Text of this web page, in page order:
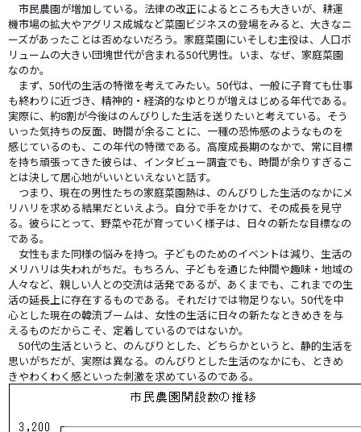
市民農園が増加している。法律の改正によるところも大きいが、耕運
機市場の拡大やアグリス成城など菜園ビジネスの登場をみると、大きなニ
ーズがあったことは否めないだろう。家庭菜園にいそしむ主役は、人口ボ
リュームの大きい団塊世代が含まれる50代男性。いま、なぜ、家庭菜園
なのか。
まず、50代の生活の特徴を考えてみたい。50代は、一般に子育ても仕事
も終わりに近づき、精神的・経済的なゆとりが増えはじめる年代である。
実際に、約8割が今後はのんびりした生活を送りたいと考えている。そう
いった気持ちの反面、時間が余ることに、一種の恐怖感のようなものを
感じているのも、この年代の特徴である。高度成長期のなかで、常に目標
を持ち頑張ってきた彼らは、インタビュー調査でも、時間が余りすぎるこ
とは決して居心地がいいといえないと話す。
つまり、現在の男性たちの家庭菜園熱は、のんびりした生活のなかにメ
リハリを求める結果だといえよう。自分で手をかけて、その成長を見守
る。彼らにとって、野菜や花が育っていく様子は、日々の新たな目標なの
である。
女性もまた同様の悩みを持つ。子どものためのイベントは減り、生活の
メリハリは失われがちだ。もちろん、子どもを通じた仲間や趣味・地域の
人々など、親しい人との交流は活発であるが、あくまでも、これまでの生
活の延長上に存在するものである。それだけでは物足りない。50代を中
心とした現在の韓流ブームは、女性の生活に日々の新たなときめきを与
えるものだからこそ、定着しているのではないか。
50代の生活というと、のんびりとした、どちらかというと、静的生活を
思いがちだが、実際は異なる。のんびりとした生活のなかにも、ときめ
きやわくわく感といった刺激を求めているのである。